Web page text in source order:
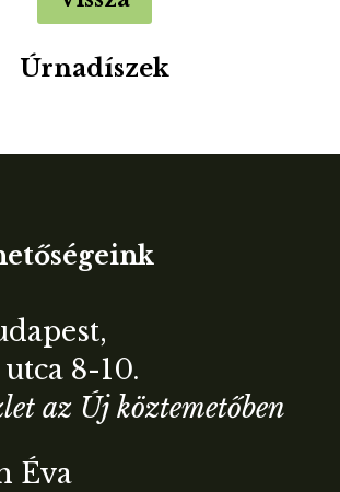
Úrnadíszek
8-10.
az Új köztemetőben
Éva